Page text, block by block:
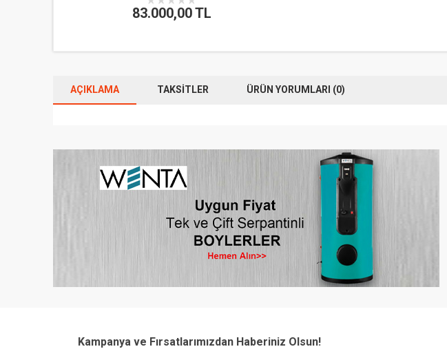
83.000,00 TL
AÇIKLAMA TAKSITLER ÜRÜN YORUMLARI (0)
Kampanya ve Fırsatlarımızdan Haberiniz Olsun!